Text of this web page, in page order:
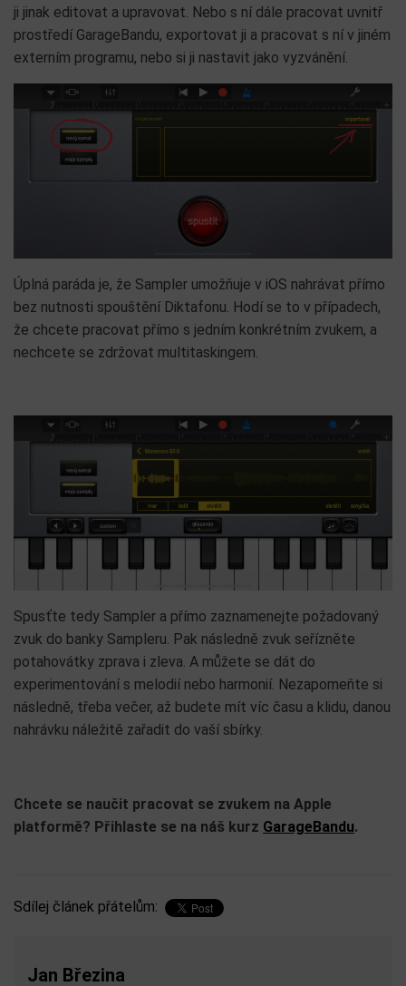
ji jinak editovat a upravovat. Nebo s ní dále pracovat uvnitř
prostředí GarageBandu, exportovat ji a pracovat s ní v jiném
externím programu, nebo si ji nastavit jako vyzvánění.
Úplná paráda je, že Sampler umožňuje v iOS nahrávat přímo
bez nutnosti spouštění Diktafonu. Hodí se to v případech,
že chcete pracovat přímo s jedním konkrétním zvukem, a
nechcete se zdržovat multitaskingem.
Spusťte tedy Sampler a přímo zaznamenejte požadovaný
zvuk do banky Sampleru. Pak následně zvuk seřízněte
potahovátky zprava i zleva. A můžete se dát do
experimentování s melodií nebo harmonií. Nezapomeňte si
následně, třeba večer, až budete mít víc času a klidu, danou
nahrávku náležitě zařadit do vaší sbírky.
Chcete se naučit pracovat se zvukem na Apple
platformě? Přihlaste se na náš kurz GarageBandu.
Sdílej článek přátelům:
Jan Březina